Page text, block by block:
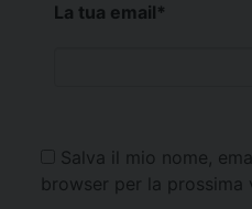
La tua email*
Salva il mio nome,
browser per la